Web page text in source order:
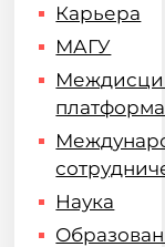
Карьера
МАГУ
платформа
Наука